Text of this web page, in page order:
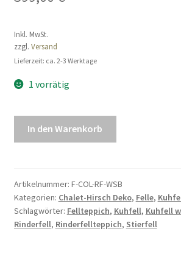
Inkl. MwSt.
zzgl. Versand
Lieferzeit: ca. 2-3 Werktage
1 vorrätig
Fellteppich
weiß
schwarz
braun
In den Warenkorb
Artikelnummer: F-COL-RF-WSB
Kategorien: Chalet-Hirsch Deko, Felle,
Schlagwörter: Fellteppich, Kuhfell, Kuhfell
Rinderfell, Rinderfellteppich, Stierfell